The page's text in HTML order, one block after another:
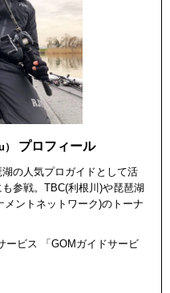
プロフィール
の人気プロガイドとして活
参戦。TBC(利根川)や琵琶湖
ントネットワーク)のトーナ
ービス 「GOMガイドサービ